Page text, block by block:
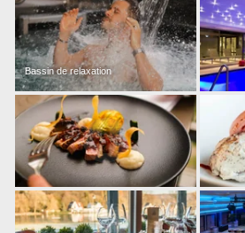
Bassin de relaxation